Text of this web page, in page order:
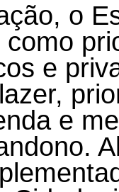
o
e
e